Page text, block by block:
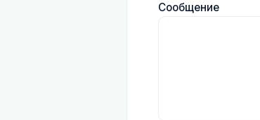
Сообщение